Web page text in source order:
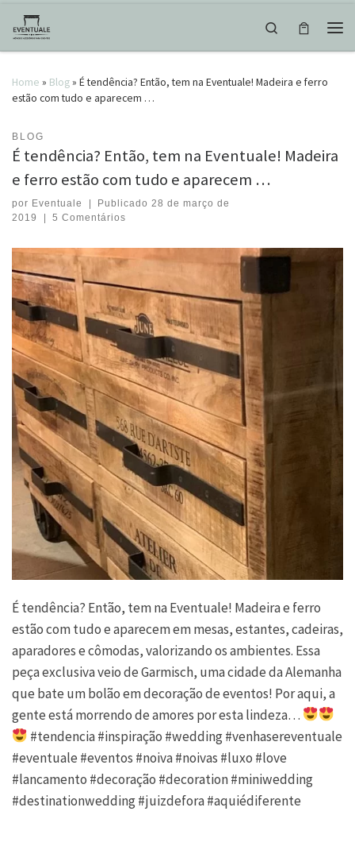
Skip to content
Search
Home » Blog» É tendência? Então, tem na Eventuale! Madeira e ferro
estão com tudo e aparecem …
BLOG
É tendência? Então, tem na Eventuale! Madeira
e ferro estão com tudo e aparecem …
por Eventuale Publicado28 de março de
2019
5 Comentários
É tendência? Então, tem na Eventuale! Madeira e ferro
estão com tudo e aparecem em mesas, estantes, cadeiras,
aparadores e cômodas, valorizando os ambientes. Essa
peça exclusiva veio de Garmisch, uma cidade da Alemanha
que bate um bolão em decoração de eventos! Por aqui, a
gente está morrendo de amores por esta lindeza…
#tendencia #inspiração #wedding #venhasereventuale
#eventuale #eventos #noiva #noivas #luxo #love
#lancamento #decoração #decoration #miniwedding
#destinationwedding #juizdefora #aquiédiferente